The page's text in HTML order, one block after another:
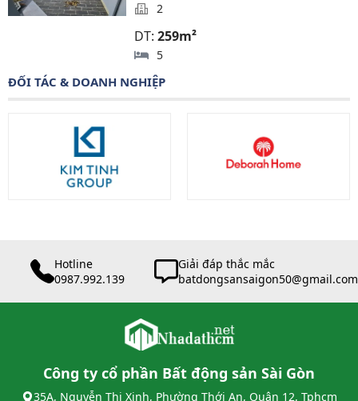
2
DT:259m²
5
ĐỐI TÁC & DOANH NGHIỆP
Hotline
0987.992.139
Giải đáp thắc mắc
batdongsansaigon50@gmail.com
Công ty cổ phần Bất động sản Sài Gòn
35A, Nguyễn Thị Xinh, Phường Thới An, Quận 12, Tphcm